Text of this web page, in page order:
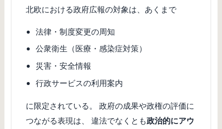
北欧における政府広報の対象は、あくまで
法律・制度変更の周知
公衆衛生（医療・感染症対策）
災害・安全情報
行政サービスの利用案内
に限定されている。 政府の成果や政権の評価に
つながる表現は、 違法でなくとも政治的にアウ